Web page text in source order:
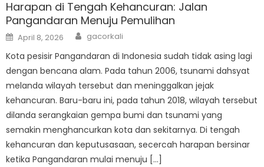
Harapan di Tengah Kehancuran: Jalan
Pangandaran Menuju Pemulihan
Posted
on
April 8, 2026 Author
gacorkali
Kota pesisir Pangandaran di Indonesia sudah tidak asing lagi
dengan bencana alam. Pada tahun 2006, tsunami dahsyat
melanda wilayah tersebut dan meninggalkan jejak
kehancuran. Baru-baru ini, pada tahun 2018, wilayah tersebut
dilanda serangkaian gempa bumi dan tsunami yang
semakin menghancurkan kota dan sekitarnya. Di tengah
kehancuran dan keputusasaan, secercah harapan bersinar
ketika Pangandaran mulai menuju […]